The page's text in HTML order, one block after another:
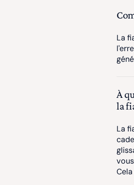
La
À
la
La